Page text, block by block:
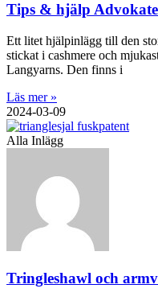
Tips & hjälp
Ett litet hjälpinlägg till den
stickat i cashmere och
Langyarns. Den finns i
Läs mer »
2024-03-09
Alla Inlägg
Tringleshawl och